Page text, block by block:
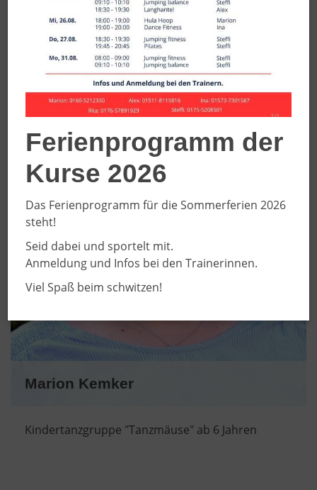
Marion Kemker
Kindertanzgruppe "Tanzmäuse" ab 6 Jahren
Ferienprogramm der
Kurse 2026
Das Ferienprogramm für die Sommerferien 2026
steht!
Seid dabei und sportelt mit.
Anmeldung und Infos bei den Trainerinnen.
Viel Spaß beim schwitzen!